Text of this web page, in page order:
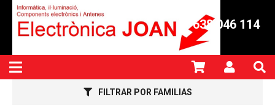
638 046 114
FILTRAR POR FAMILIAS